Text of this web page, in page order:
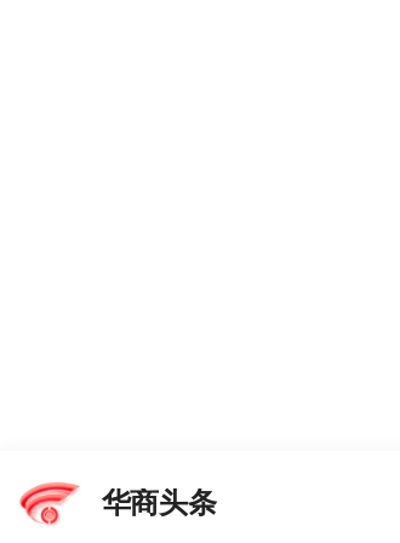
华商头条